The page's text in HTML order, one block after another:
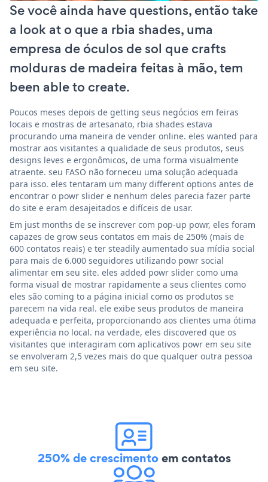
Se você ainda have questions, então take
a look at o que a rbia shades, uma
empresa de óculos de sol que crafts
molduras de madeira feitas à mão, tem
been able to create.
Poucos meses depois de getting seus negócios em feiras
locais e mostras de artesanato, rbia shades estava
procurando uma maneira de vender online. eles wanted para
mostrar aos visitantes a qualidade de seus produtos, seus
designs leves e ergonômicos, de uma forma visualmente
atraente. seu FASO não forneceu uma solução adequada
para isso. eles tentaram um many different options antes de
encontrar o powr slider e nenhum deles parecia fazer parte
do site e eram desajeitados e difíceis de usar.
Em just months de se inscrever com pop-up powr, eles foram
capazes de grow seus contatos em mais de 250% (mais de
600 contatos reais) e ter steadily aumentado sua mídia social
para mais de 6.000 seguidores utilizando powr social
alimentar em seu site. eles added powr slider como uma
forma visual de mostrar rapidamente a seus clientes como
eles são coming to a página inicial como os produtos se
parecem na vida real. ele exibe seus produtos de maneira
adequada e perfeita, proporcionando aos clientes uma ótima
experiência no local. na verdade, eles discovered que os
visitantes que interagiram com aplicativos powr em seu site
se envolveram 2,5 vezes mais do que qualquer outra pessoa
em seu site.
250% de crescimentoem contatos